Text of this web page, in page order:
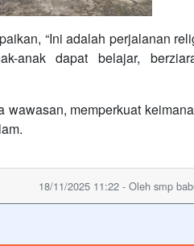
“Ini adalah perjalanan
anak dapat belajar,
memperkuat
18/11/2025 11:22 - Oleh smp